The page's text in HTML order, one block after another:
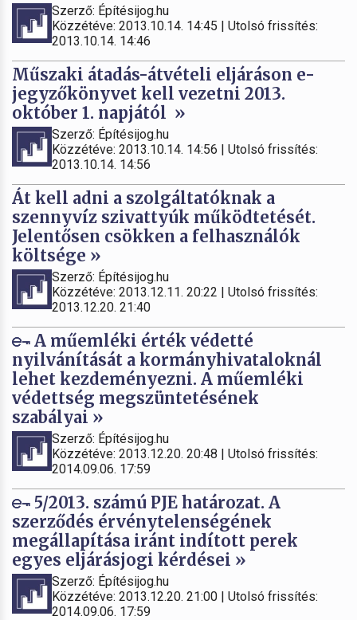
Szerző: Építésijog.hu
Közzétéve: 2013.10.14. 14:45 | Utolsó frissítés:
2013.10.14. 14:46
Műszaki átadás-átvételi eljáráson e-
jegyzőkönyvet kell vezetni 2013.
október 1. napjától »
Szerző: Építésijog.hu
Közzétéve: 2013.10.14. 14:56 | Utolsó frissítés:
2013.10.14. 14:56
Át kell adni a szolgáltatóknak a
szennyvíz szivattyúk működtetését.
Jelentősen csökken a felhasználók
költsége »
Szerző: Építésijog.hu
Közzétéve: 2013.12.11. 20:22 | Utolsó frissítés:
2013.12.20. 21:40
A műemléki érték védetté
nyilvánítását a kormányhivataloknál
lehet kezdeményezni. A műemléki
védettség megszüntetésének
szabályai »
Szerző: Építésijog.hu
Közzétéve: 2013.12.20. 20:48 | Utolsó frissítés:
2014.09.06. 17:59
5/2013. számú PJE határozat. A
szerződés érvénytelenségének
megállapítása iránt indított perek
egyes eljárásjogi kérdései »
Szerző: Építésijog.hu
Közzétéve: 2013.12.20. 21:00 | Utolsó frissítés:
2014.09.06. 17:59